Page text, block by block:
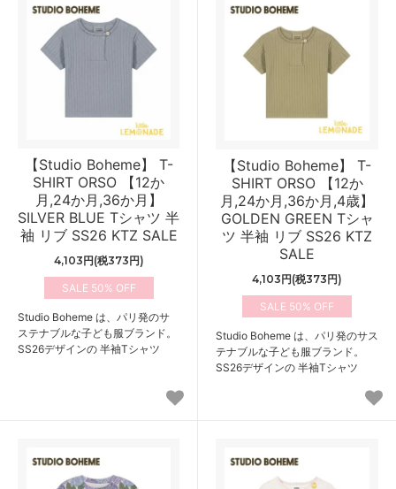
【Studio Boheme】 T-
SHIRT ORSO 【12か
月,24か月,36か月】
SILVER BLUE Tシャツ 半
袖 リブ SS26 KTZ SALE
4,103円(税373円)
50%
Studio Boheme は、パリ発のサ
ステナブルな子ども服ブランド。
SS26デザインの 半袖Tシャツ
【Studio Boheme】 T-
SHIRT ORSO 【12か
月,24か月,36か月,4歳】
GOLDEN GREEN Tシャ
ツ 半袖 リブ SS26 KTZ
SALE
4,103円(税373円)
50%
Studio Boheme は、パリ発のサス
テナブルな子ども服ブランド。
SS26デザインの 半袖Tシャツ